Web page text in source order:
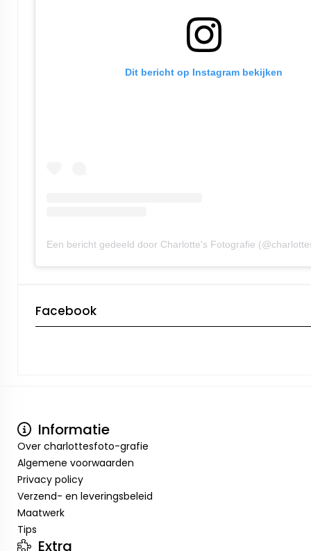
Dit bericht op Instagram bekijken
Facebook
Informatie
Over charlottesfoto-grafie
Algemene voorwaarden
Privacy policy
Verzend- en leveringsbeleid
Maatwerk
Tips
Extra